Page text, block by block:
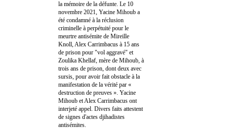
la mémoire de la défunte. Le 10
novembre 2021, Yacine Mihoub a
été condamné à la réclusion
criminelle à perpétuité pour le
meurtre antisémite de Mireille
Knoll, Alex Carrimbacus à 15 ans
de prison pour "vol aggravé" et
Zoulika Khellaf, mère de Mihoub, à
trois ans de prison, dont deux avec
sursis, pour avoir fait obstacle à la
manifestation de la vérité par «
destruction de preuves ». Yacine
Mihoub et Alex Carrimbacus ont
interjeté appel. Divers faits attestent
de signes d'actes djihadistes
antisémites.